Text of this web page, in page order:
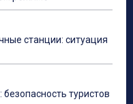
станции: ситуация
туристов